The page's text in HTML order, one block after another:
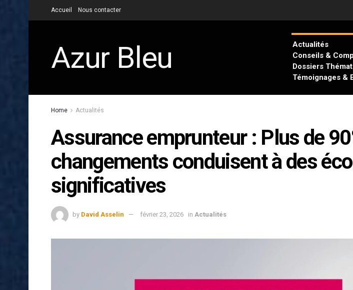
Accueil Nous contacter
Azur Bleu
Actualités
Conseils &
Dossiers
Témoignages &
Home Actualités
Assurance emprunteur : Plus de
changements conduisent à des
significatives
by David Asselin février 23, 2026 in Actualités